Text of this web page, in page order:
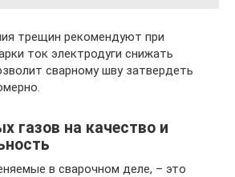
трещин рекомендуют при
ток электродуги снижать
сварному шву затвердеть
газов на качество и
в сварочном деле, – это